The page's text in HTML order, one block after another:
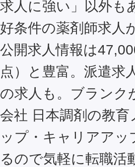
好条件の薬剤師求人
公開求人情報は
点）と豊富。派遣求
の求人も。ブランク
会社 日本調剤の教
ップ・キャリアア
るので気軽に転職活